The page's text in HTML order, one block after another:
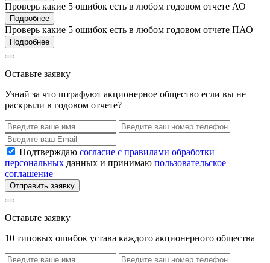
Проверь какие 5 ошибок есть в любом годовом отчете АО
Подробнее
Проверь какие 5 ошибок есть в любом годовом отчете ПАО
Подробнее
Оставьте заявку
Узнай за что штрафуют акционерное общество если вы не
раскрыли в годовом отчете?
Подтверждаю согласие с правилами обработки
персональных данных и принимаю пользовательское
соглашение
Отправить заявку
Оставьте заявку
10 типовых ошибок устава каждого акционерного общества